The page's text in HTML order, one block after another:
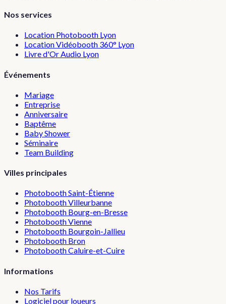
Nos services
Location Photobooth Lyon
Location Vidéobooth 360° Lyon
Livre d'Or Audio Lyon
Événements
Mariage
Entreprise
Anniversaire
Baptême
Baby Shower
Séminaire
Team Building
Villes principales
PhotoboothSaint-Étienne
PhotoboothVilleurbanne
Photobooth Bourg-en-Bresse
PhotoboothVienne
Photobooth Bourgoin-Jallieu
Photobooth Bron
PhotoboothCaluire-et-Cuire
Informations
Nos Tarifs
Logiciel pour loueurs